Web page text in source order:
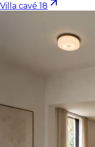
Villa cavé 18